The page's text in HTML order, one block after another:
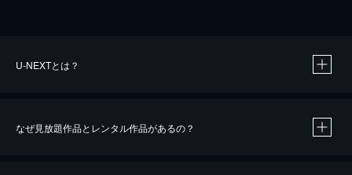
U-NEXTとは？
なぜ見放題作品とレンタル作品があるの？